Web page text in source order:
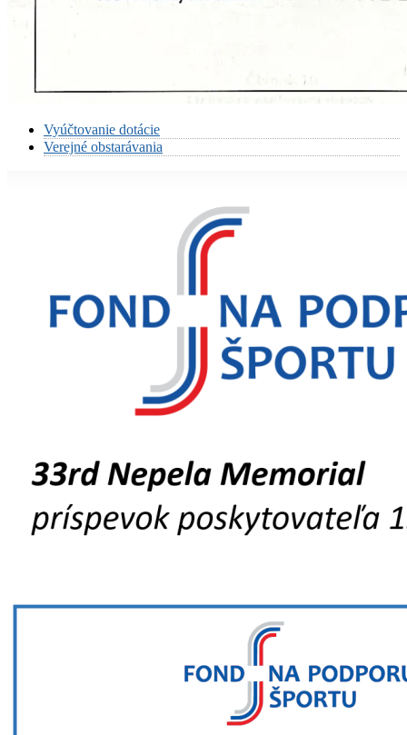
Vyúčtovanie dotácie
Verejné obstarávania